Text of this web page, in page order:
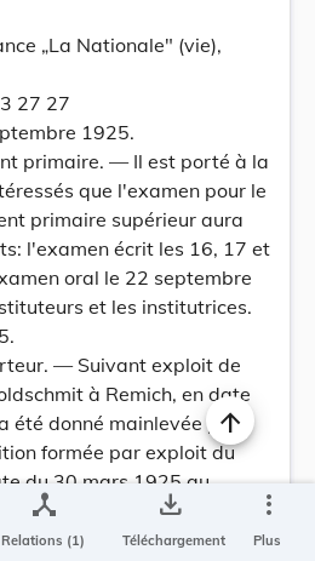
„La Nationale" (vie),
27 27
1925.
primaire. — Il est porté à la
que l'examen pour le
primaire supérieur aura
l'examen écrit les 16, 17 et
oral le 22 septembre
et les institutrices.
— Suivant exploit de
à Remich, en date
été donné mainlevée pure
formée par exploit du
du 30 mars 1925 au
que des intérêts des
grand-ducal 6% de 1922
device_hub
Relations (1)
save_alt
Téléchargement
more_vert
Plus